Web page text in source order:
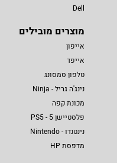
Dell
מוצרים מובילים
אייפון
אייפד
טלפון סמסונג
נינג'ה גריל - Ninja
מכונת קפה
פלסטיישן 5 - PS5
נינטנדו - Nintendo
מדפסת HP